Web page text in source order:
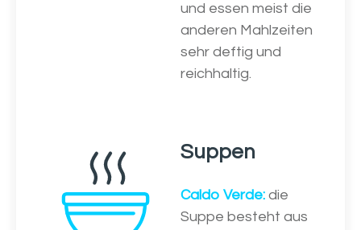
und essen meist die
anderen Mahlzeiten
sehr deftig und
reichhaltig.
Suppen
Caldo Verde: die
Suppe besteht aus